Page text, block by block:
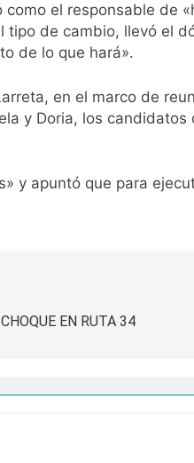
el responsable de
de cambio, llevó el
de lo que hará».
en el marco de
y Doria, los candidatos
y apuntó que para
EN RUTA 34